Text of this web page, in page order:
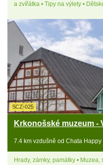
a zvířátka • Tipy na výlety •
5CZ-025
Krkonošské muzeum -
7.4 km vzdušně od Chata
Hrady, zámky, památky •